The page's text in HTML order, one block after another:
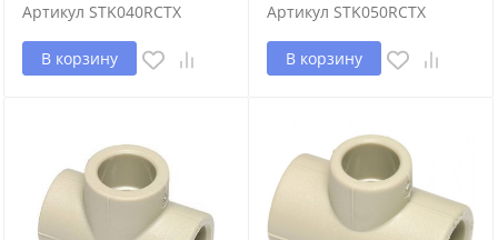
Артикул STK040RCTX
В корзину
Артикул STK050RCTX
В корзину